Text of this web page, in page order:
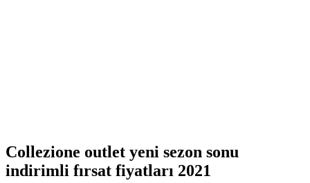
Collezione outlet yeni sezon sonu
indirimli fırsat fiyatları 2021